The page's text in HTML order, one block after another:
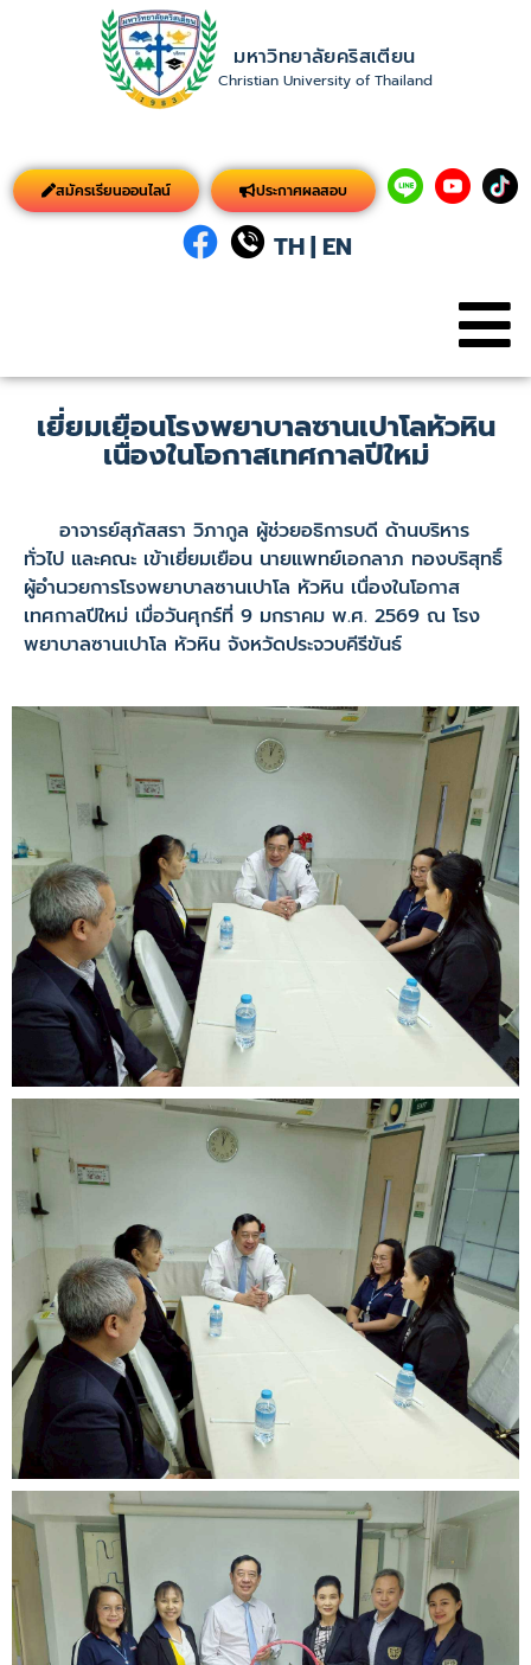
มหาวิทยาลัยคริสเตียน
Christian University of Thailand
สมัครเรียนออนไลน์ ประกาศผลสอบ
TH| EN
เยี่ยมเยือนโรงพยาบาลซานเปาโลหัวหิน
เนื่องในโอกาสเทศกาลปีใหม่
อาจารย์สุภัสสรา วิภากูล ผู้ช่วยอธิการบดี ด้านบริหาร
ทั่วไป และคณะ เข้าเยี่ยมเยือน นายแพทย์เอกลาภ ทองบริสุทธิ์
ผู้อำนวยการโรงพยาบาลซานเปาโล หัวหิน เนื่องในโอกาส
เทศกาลปีใหม่ เมื่อวันศุกร์ที่ 9 มกราคม พ.ศ. 2569 ณ โรง
พยาบาลซานเปาโล หัวหิน จังหวัดประจวบคีรีขันธ์